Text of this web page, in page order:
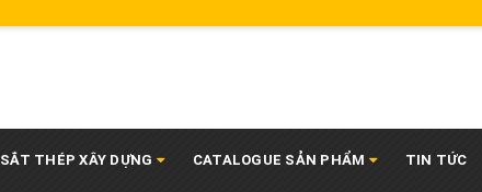
SẮT THÉP XÂY DỰNG CATALOGUE SẢN PHẨM TIN TỨC